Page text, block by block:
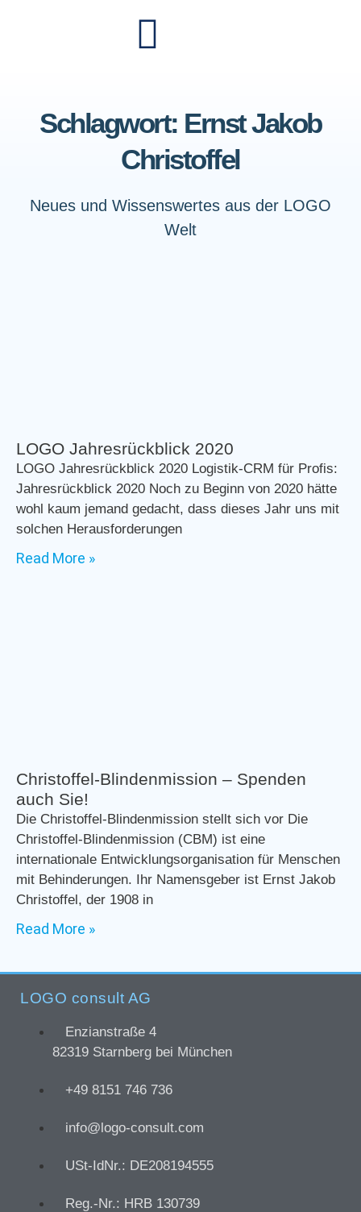
Schlagwort: Ernst Jakob
Christoffel
Neues und Wissenswertes aus der LOGO
Welt
LOGO Jahresrückblick 2020
LOGO Jahresrückblick 2020 Logistik-CRM für Profis:
Jahresrückblick 2020 Noch zu Beginn von 2020 hätte
wohl kaum jemand gedacht, dass dieses Jahr uns mit
solchen Herausforderungen
Read More »
Christoffel-Blindenmission – Spenden
auch Sie!
Die Christoffel-Blindenmission stellt sich vor Die
Christoffel-Blindenmission (CBM) ist eine
internationale Entwicklungsorganisation für Menschen
mit Behinderungen. Ihr Namensgeber ist Ernst Jakob
Christoffel, der 1908 in
Read More »
LOGO consult AG
Enzianstraße 4
82319 Starnberg bei München
+49 8151 746 736
info@logo-consult.com
USt-IdNr.: DE208194555
Reg.-Nr.: HRB 130739